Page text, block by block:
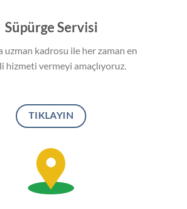
Süpürge Servisi
uzman kadrosu ile her zaman en
hizmeti vermeyi amaçlıyoruz.
TIKLAYIN